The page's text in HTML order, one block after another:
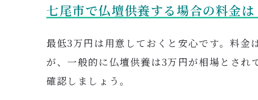
七尾市で仏壇供養する場合の料金
最低3万円は用意しておくと安心です。 料金
が、一般的に仏壇供養は3万円が相場とされ
確認しましょう。